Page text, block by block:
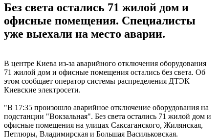
Без света остались 71 жилой дом и
офисные помещения. Специалисты
уже выехали на место аварии.
В центре Киева из-за аварийного отключения оборудования
71 жилой дом и офисные помещения остались без света. Об
этом сообщает оператор системы распределения ДТЭК
Киевские электросети.
"В 17:35 произошло аварийное отключение оборудования на
подстанции "Вокзальная". Без света остались 71 жилой дом и
офисные помещения на улицах Саксаганского, Жилянская,
Петлюры, Владимирская и Большая Васильковская.